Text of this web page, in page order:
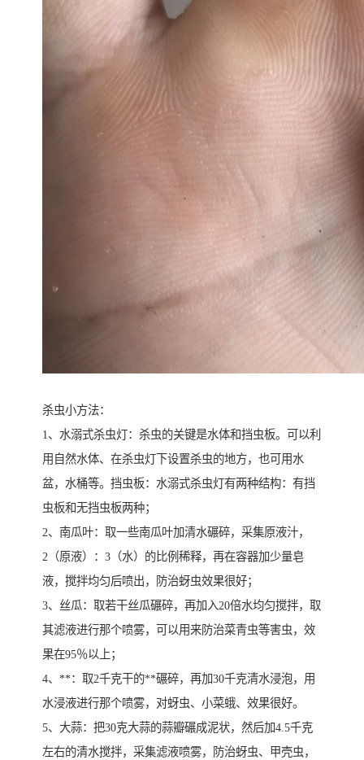
杀虫小方法：
1、水溺式杀虫灯：杀虫的关键是水体和挡虫板。可以利
用自然水体、在杀虫灯下设置杀虫的地方，也可用水
盆，水桶等。挡虫板：水溺式杀虫灯有两种结构：有挡
虫板和无挡虫板两种；
2、南瓜叶：取一些南瓜叶加清水碾碎，采集原液汁，
2（原液）：3（水）的比例稀释，再在容器加少量皂
液，搅拌均匀后喷出，防治蚜虫效果很好；
3、丝瓜：取若干丝瓜碾碎，再加入20倍水均匀搅拌，取
其滤液进行那个喷雾，可以用来防治菜青虫等害虫，效
果在95％以上；
4、**：取2千克干的**碾碎，再加30千克清水浸泡，用
水浸液进行那个喷雾，对蚜虫、小菜蛾、效果很好。
5、大蒜：把30克大蒜的蒜瓣碾成泥状，然后加4.5千克
左右的清水搅拌，采集滤液喷雾，防治蚜虫、甲壳虫，